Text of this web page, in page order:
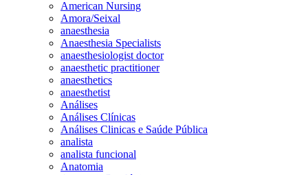
American Nursing
Amora/Seixal
anaesthesia
Anaesthesia Specialists
anaesthesiologist doctor
anaesthetic practitioner
anaesthetics
anaesthetist
Análises
Análises Clínicas
Análises Clinicas e Saúde Pública
analista
analista funcional
Anatomia